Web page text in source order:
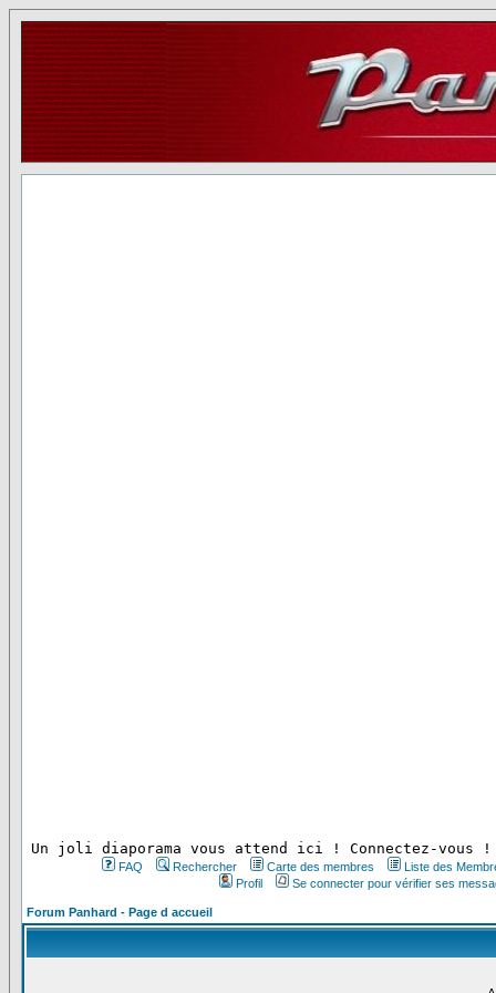
Un joli diaporama vous attend ici ! Connectez-vous !
FAQ Rechercher Carte des membres
Liste des
Profil
Se connecter pour vérifier ses
Forum Panhard - Page d accueil